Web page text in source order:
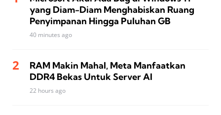
yang Diam-Diam Menghabiskan Ruang
Penyimpanan Hingga Puluhan GB
40 minutes ago
RAM Makin Mahal, Meta Manfaatkan
DDR4 Bekas Untuk Server AI
22 hours ago